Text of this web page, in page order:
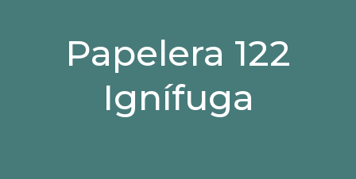
Papelera 122
Ignífuga